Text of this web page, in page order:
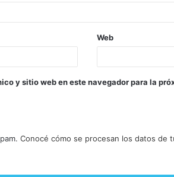
Web
y sitio web en este navegador para la
Conocé cómo se procesan los datos de